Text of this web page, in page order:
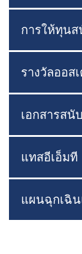
การให้ทุน
รางวัลออส
เอกสารสนั
แทสอีเอ็มที
แผนฉุกเฉิน